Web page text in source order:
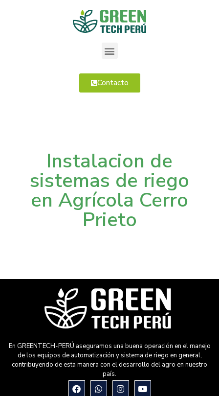
Contacto
Instalacion de
sistemas de riego
en Agrícola Cerro
Prieto
En GREENTECH-PERÚ aseguramos una buena operación en el manejo
de los equipos de automatización y sistema de riego en general,
contribuyendo de esta manera con el desarrollo del agro en nuestro
país.